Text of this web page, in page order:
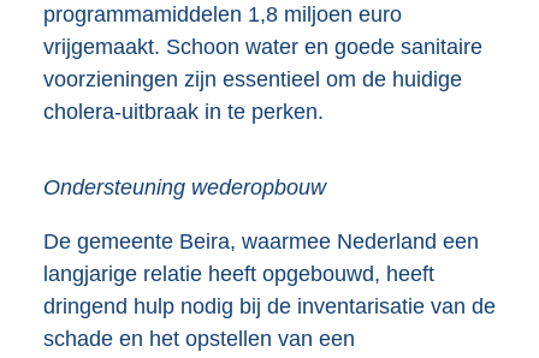
programmamiddelen 1,8 miljoen euro
vrijgemaakt. Schoon water en goede sanitaire
voorzieningen zijn essentieel om de huidige
cholera-uitbraak in te perken.
Ondersteuning wederopbouw
De gemeente Beira, waarmee Nederland een
langjarige relatie heeft opgebouwd, heeft
dringend hulp nodig bij de inventarisatie van de
schade en het opstellen van een